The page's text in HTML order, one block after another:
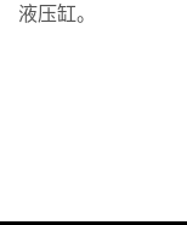
液压缸。